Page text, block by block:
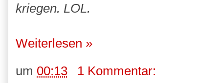
kriegen. LOL.
Weiterlesen »
um 00:13
1 Kommentar: